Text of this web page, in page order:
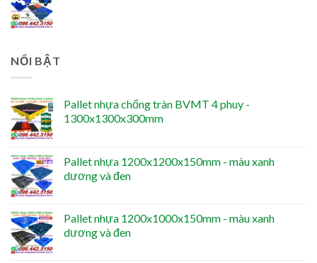
NỔI BẬT
Pallet nhựa chống tràn BVMT 4 phuy -
1300x1300x300mm
Pallet nhựa 1200x1200x150mm - màu xanh
dương và đen
Pallet nhựa 1200x1000x150mm - màu xanh
dương và đen